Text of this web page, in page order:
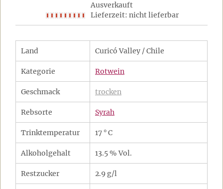
Ausverkauft
Lieferzeit: nicht lieferbar
Land Curicó Valley / Chile
Kategorie Rotwein
Geschmack trocken
Rebsorte Syrah
Trinktemperatur 17 ° C
Alkoholgehalt 13.5 % Vol.
Restzucker 2.9 g/l